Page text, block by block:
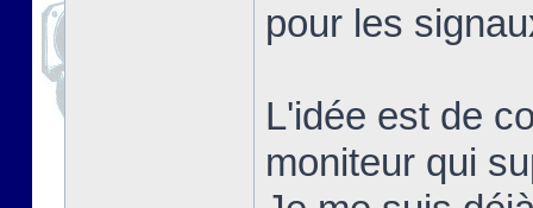
pour les
L'idée est de
moniteur qui